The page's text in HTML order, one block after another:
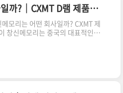
가 보인다고 해서 실제 주문까지
중인 증권사의 중국 A주 거래범
창신메모리는 어떤 회사일까?｜CXMT D램 제품과 삼성전자 차이
모리는 어떤 회사일까? CXMT 제
창신메모리는 중국의 대표적인 D
영문명은 ChangXin Memory
는 이름으로 불립니다. 스마트폰
계열 메모리를 설계하고 생
자·SK하이닉스·미국 마이크론